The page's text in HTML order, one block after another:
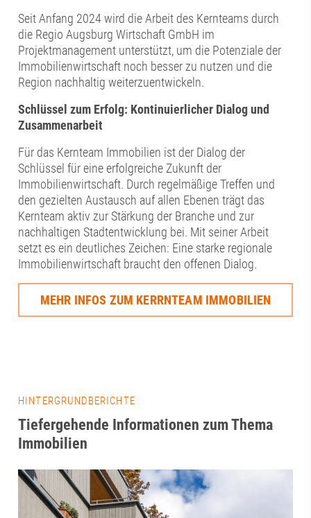
Seit Anfang 2024 wird die Arbeit des Kernteams durch
die Regio Augsburg Wirtschaft GmbH im
Projektmanagement unterstützt, um die Potenziale der
Immobilienwirtschaft noch besser zu nutzen und die
Region nachhaltig weiterzuentwickeln.
Schlüssel zum Erfolg: Kontinuierlicher Dialog und
Zusammenarbeit
Für das Kernteam Immobilien ist der Dialog der
Schlüssel für eine erfolgreiche Zukunft der
Immobilienwirtschaft. Durch regelmäßige Treffen und
den gezielten Austausch auf allen Ebenen trägt das
Kernteam aktiv zur Stärkung der Branche und zur
nachhaltigen Stadtentwicklung bei. Mit seiner Arbeit
setzt es ein deutliches Zeichen: Eine starke regionale
Immobilienwirtschaft braucht den offenen Dialog.
MEHR INFOS ZUM KERRNTEAM IMMOBILIEN
HINTERGRUNDBERICHTE
Tiefergehende Informationen zum Thema
Immobilien